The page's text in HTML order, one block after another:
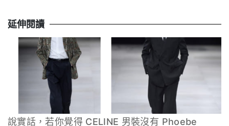
延伸閱讀
說實話，若你覺得 CELINE 男裝沒有 Phoebe